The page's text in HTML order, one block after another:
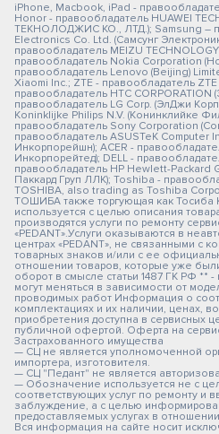
iPhone, Macbook, iPad -
Honor - правообладатель HUAWEI
ТЕКНОЛОДЖИС КО., ЛТД.); Samsung –
Electronics Co. Ltd. (Самсунг
правообладатель MEIZU
правообладатель Nokia Corporation
правообладатель Lenovo (Beijing)
Xiaomi Inc.; ZTE - правообладатель
правообладатель HTC
правообладатель LG Corp. (ЭлДжи
Koninklijke Philips N.V. (Конинклийке
правообладатель Sony Corporation
правообладатель ASUSTeK Computer
Инкорпорейшн); ACER -
Инкорпорейтед); DELL -
правообладатель HP Hewlett-Packard
Паккард Груп ЛЛК); Toshiba -
TOSHIBA, also trading as Toshiba
ТОШИБА также торгующая как Тосиба
используется с целью описания
производятся услуги по ремонту
«PEDANT».Услуги оказываются в
центрах «PEDANT», не связанными с
товарных знаков и/или с ее
отношении товаров, которые уже
оборот в смысле статьи 1487 ГК РФ ** -
могут меняться в зависимости от
проводимых работ Информация о
комплектациях и их наличии, ценах,
приобретения доступна в сервисных
публичной офертой. Оферта на
Застрахованного имущества
— СЦ не является уполномоченной
импортера, изготовителя.
— СЦ "Педант" не является
— Обозначение используется не с
соответствующих услуг по ремонту и
заблуждение, а с целью
предоставляемых услугах в
Вся информация на сайте носит